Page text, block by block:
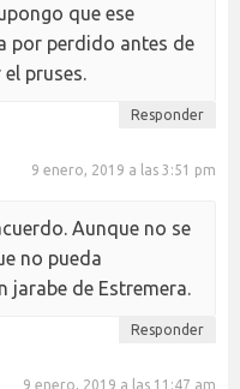
que ese
por perdido antes de
pruses.
Responder
9 enero, 2019 a las 3:51 pm
Aunque no se
no pueda
jarabe de Estremera.
Responder
9 enero, 2019 a las 11:47 am